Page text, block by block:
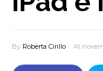
By Roberta Cirillo At